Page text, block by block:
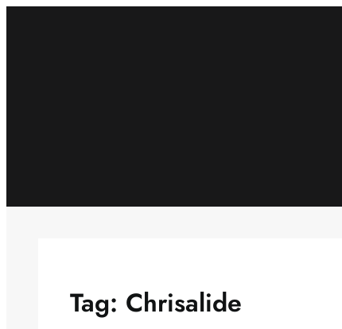
Tag: Chrisalide